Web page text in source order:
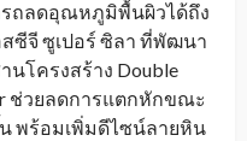
รถลดอุณหภูมิพื้นผิวได้ถึง
สซีจี ซูเปอร์ ซิลา ที่พัฒนา
านโครงสร้าง Double
ช่วยลดการแตกหักขณะ
พร้อมเพิ่มดีไซน์ลายหิน